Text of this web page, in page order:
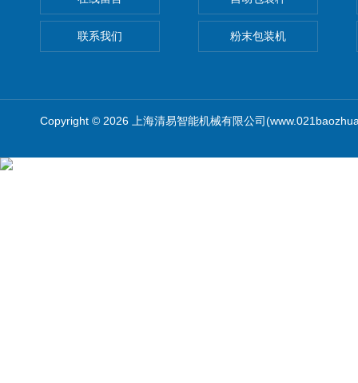
联系我们 粉末包装机
Copyright © 2026 上海清易智能机械有限公司